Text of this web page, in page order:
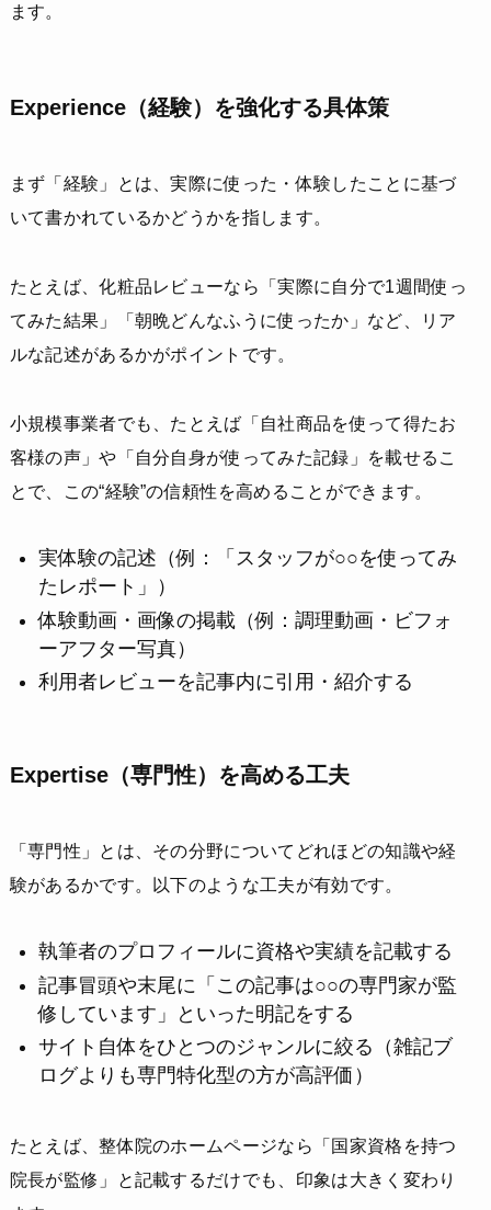
ます。
Experience（経験）を強化する具体策
まず「経験」とは、実際に使った・体験したことに基づ
いて書かれているかどうかを指します。
たとえば、化粧品レビューなら「実際に自分で1週間使っ
てみた結果」「朝晩どんなふうに使ったか」など、リア
ルな記述があるかがポイントです。
小規模事業者でも、たとえば「自社商品を使って得たお
客様の声」や「自分自身が使ってみた記録」を載せるこ
とで、この“経験”の信頼性を高めることができます。
実体験の記述（例：「スタッフが○○を使ってみ
たレポート」）
体験動画・画像の掲載（例：調理動画・ビフォ
ーアフター写真）
利用者レビューを記事内に引用・紹介する
Expertise（専門性）を高める工夫
「専門性」とは、その分野についてどれほどの知識や経
験があるかです。以下のような工夫が有効です。
執筆者のプロフィールに資格や実績を記載する
記事冒頭や末尾に「この記事は○○の専門家が監
修しています」といった明記をする
サイト自体をひとつのジャンルに絞る（雑記ブ
ログよりも専門特化型の方が高評価）
たとえば、整体院のホームページなら「国家資格を持つ
院長が監修」と記載するだけでも、印象は大きく変わり